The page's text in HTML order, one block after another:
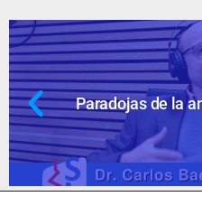
miedo